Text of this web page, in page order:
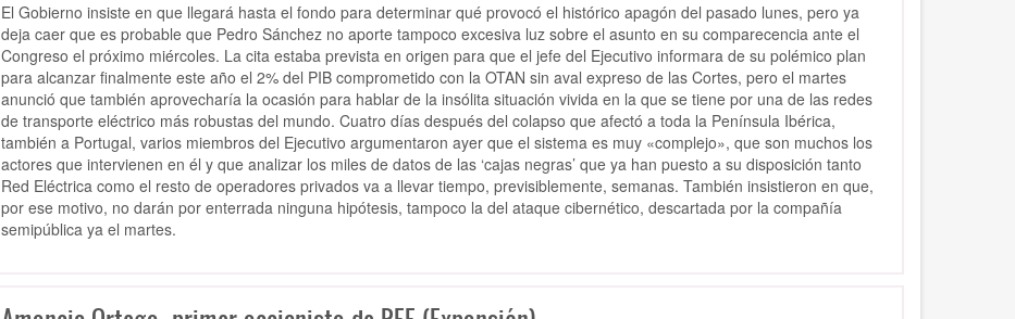
El Gobierno insiste en que llegará hasta el fondo para determinar qué provocó el histórico apagón del pasado lunes, pero ya
deja caer que es probable que Pedro Sánchez no aporte tampoco excesiva luz sobre el asunto en su comparecencia ante el
Congreso el próximo miércoles. La cita estaba prevista en origen para que el jefe del Ejecutivo informara de su polémico plan
para alcanzar finalmente este año el 2% del PIB comprometido con la OTAN sin aval expreso de las Cortes, pero el martes
anunció que también aprovecharía la ocasión para hablar de la insólita situación vivida en la que se tiene por una de las redes
de transporte eléctrico más robustas del mundo. Cuatro días después del colapso que afectó a toda la Península Ibérica,
también a Portugal, varios miembros del Ejecutivo argumentaron ayer que el sistema es muy «complejo», que son muchos los
actores que intervienen en él y que analizar los miles de datos de las ‘cajas negras’ que ya han puesto a su disposición tanto
Red Eléctrica como el resto de operadores privados va a llevar tiempo, previsiblemente, semanas. También insistieron en que,
por ese motivo, no darán por enterrada ninguna hipótesis, tampoco la del ataque cibernético, descartada por la compañía
semipública ya el martes.